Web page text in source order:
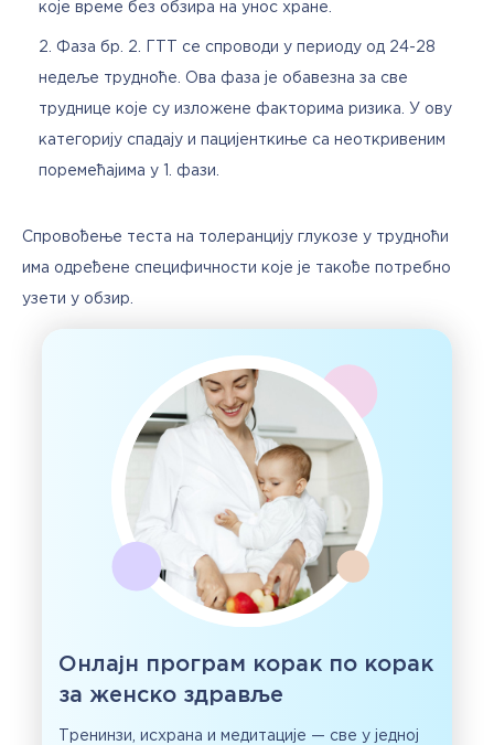
које време без обзира на унос хране.
Фаза бр. 2. ГТТ се спроводи у периоду од 24-28
недеље трудноће. Ова фаза је обавезна за све
труднице које су изложене факторима ризика. У ову
категорију спадају и пацијенткиње са неоткривеним
поремећајима у 1. фази.
Спровођење теста на толеранцију глукозе у трудноћи
има одређене специфичности које је такође потребно
узети у обзир.
Онлајн програм корак по корак
за женско здравље
Тренинзи, исхрана и медитације — све у једној